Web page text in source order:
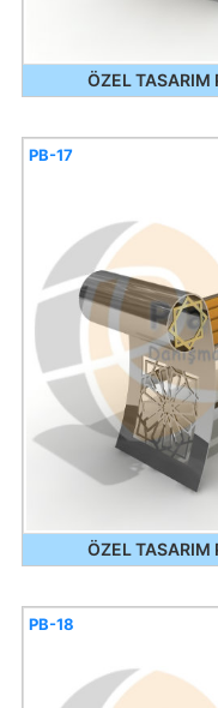
ÖZEL TASARIM
ÖZEL TASARIM
PB-17
PB-18